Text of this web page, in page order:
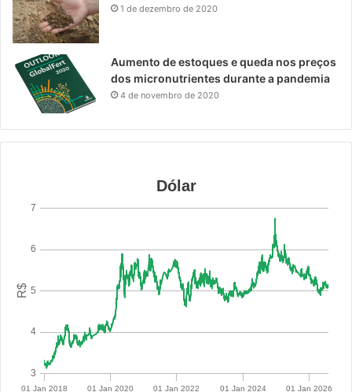
1 de dezembro de 2020
Aumento de estoques e queda nos preços
dos micronutrientes durante a pandemia
4 de novembro de 2020